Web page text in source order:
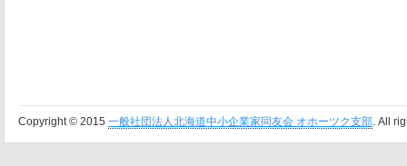
Copyright © 2015 一般社団法人北海道中小企業家同友会 オホーツク支部. All